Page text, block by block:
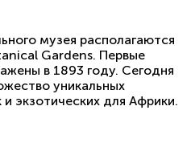
музея располагаются
Gardens. Первые
в 1893 году. Сегодня
уникальных
и экзотических для Африки.